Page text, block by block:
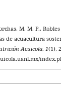
M. M. P.,
de acuacultura
Acuicola, 1(1),